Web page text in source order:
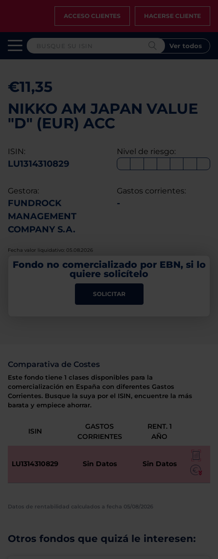
ACCESO CLIENTES HACERSE CLIENTE
Ver todos
€11,35
NIKKO AM JAPAN VALUE
"D" (EUR) ACC
ISIN:
LU1314310829
Nivel de riesgo:
Gestora:
FUNDROCK
MANAGEMENT
COMPANY S.A.
Gastos corrientes:
-
Fecha valor liquidativo: 05.08.2026
Fondo no comercializado por EBN, si lo
quiere solicítelo
SOLICITAR
Comparativa de Costes
Este fondo tiene 1 clases disponibles para la
comercialización en España con diferentes Gastos
Corrientes. Busque la suya por el ISIN, encuentre la más
barata y empiece ahorrar.
ISIN
GASTOS
CORRIENTES
RENT. 1
AÑO
LU1314310829 Sin Datos Sin Datos
Datos de rentabilidad calculados a fecha 05/08/2026
Otros fondos que quizá le interesen: